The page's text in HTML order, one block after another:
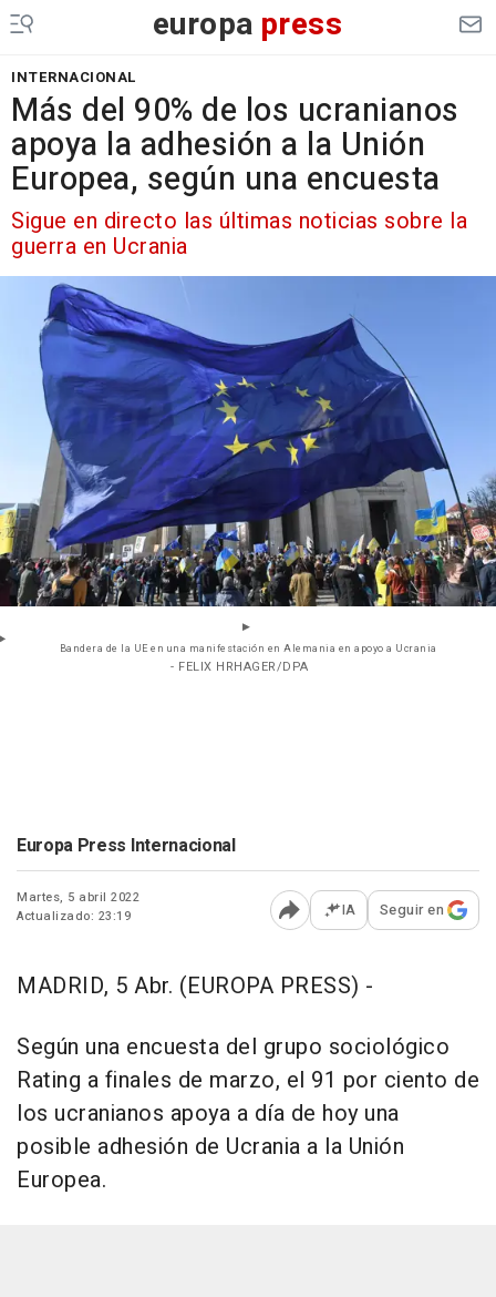
europa press
INTERNACIONAL
Más del 90% de los ucranianos
apoya la adhesión a la Unión
Europea, según una encuesta
Sigue en directo las últimas noticias sobre la
guerra en Ucrania
Bandera de la UE en una manifestación en Alemania en apoyo a Ucrania
- FELIX HRHAGER/DPA
Europa Press Internacional
Martes, 5 abril 2022
Actualizado: 23:19
Abrir opciones para
IA Seguir en
MADRID, 5 Abr. (EUROPA PRESS) -
Según una encuesta del grupo sociológico
Rating a finales de marzo, el 91 por ciento de
los ucranianos apoya a día de hoy una
posible adhesión de Ucrania a la Unión
Europea.